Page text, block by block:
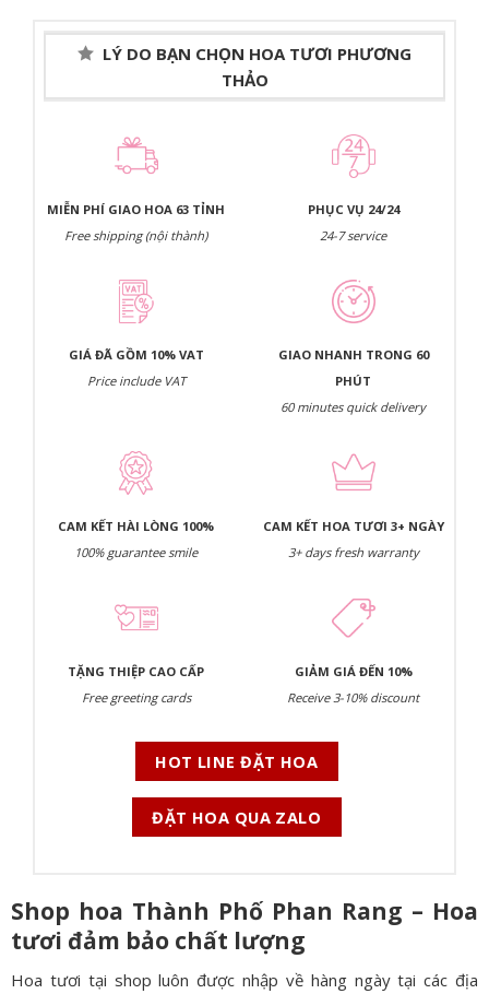
LÝ DO BẠN CHỌN HOA TƯƠI PHƯƠNG
THẢO
MIỄN PHÍ GIAO HOA 63 TỈNH
Free shipping (nội thành)
PHỤC VỤ 24/24
24-7 service
GIÁ ĐÃ GỒM 10% VAT
Price include VAT
GIAO NHANH TRONG 60
PHÚT
60 minutes quick delivery
CAM KẾT HÀI LÒNG 100%
100% guarantee smile
CAM KẾT HOA TƯƠI 3+ NGÀY
3+ days fresh warranty
TẶNG THIỆP CAO CẤP
Free greeting cards
GIẢM GIÁ ĐẾN 10%
Receive 3-10% discount
HOT LINE ĐẶT HOA
ĐẶT HOA QUA ZALO
Shop hoa Thành Phố Phan Rang – Hoa
tươi đảm bảo chất lượng
Hoa tươi tại shop luôn được nhập về hàng ngày tại các địa